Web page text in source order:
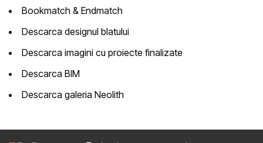
Bookmatch & Endmatch
Descarca designul blatului
Descarca imagini cu proiecte finalizate
Descarca BIM
Descarca galeria Neolith